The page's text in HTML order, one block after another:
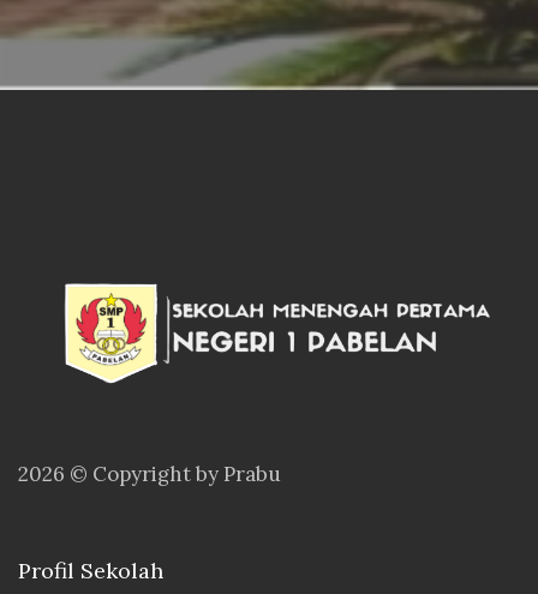
2026 © Copyright by Prabu
Profil Sekolah